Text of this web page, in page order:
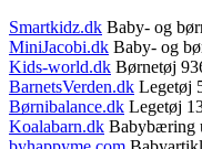
Smartkidz.dk Baby- og
MiniJacobi.dk Baby- og
Kids-world.dk Børnetøj
BarnetsVerden.dk Legetøj
Børnibalance.dk Legetøj
Koalabarn.dk Babybæring